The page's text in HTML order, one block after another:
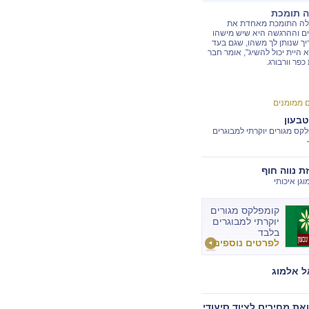
תומכת
התומכת מאחדת את
וההרגשה היא שיש מישהו
שנותן לך משהו, שגם בעד
היית יכול להשיג", אומר חבר
וורבורג.
ממומנים
מגורים יוקרתי למבוגרים
נווה חוף
איכותי
קומפלקס מגורים
יוקרתי למבוגרים
בלבד
לפרטים נוספים
אלמוג